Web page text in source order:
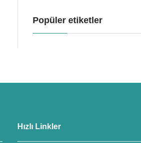
Popüler etiketler
Hızlı Linkler